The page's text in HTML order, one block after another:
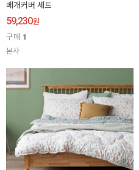
베개커버 세트
59,230원
구매 1
본사